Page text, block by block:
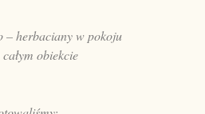
– herbaciany w pokoju
obiekcie